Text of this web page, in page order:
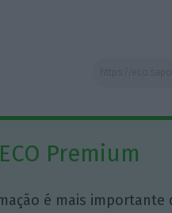
Premium
é mais importante